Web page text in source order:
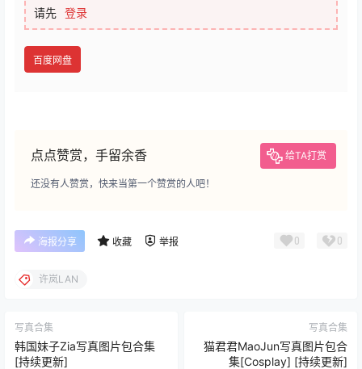
请先 登录
百度网盘
点点赞赏，手留余香 给TA打赏
还没有人赞赏，快来当第一个赞赏的人吧！
海报分享 收藏 举报 0 0
许岚LAN
写真合集
韩国妹子Zia写真图片包合集
[持续更新]
写真合集
猫君君MaoJun写真图片包合
集[Cosplay] [持续更新]